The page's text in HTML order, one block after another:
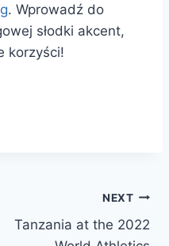
. Wprowadź do
słodki akcent,
korzyści!
NEXT
Tanzania at the 2022